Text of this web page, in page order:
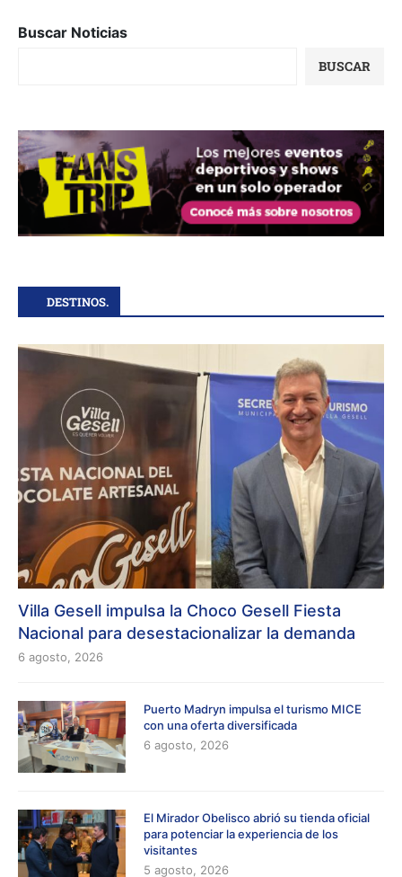
Buscar Noticias
BUSCAR
DESTINOS.
Villa Gesell impulsa la Choco Gesell Fiesta
Nacional para desestacionalizar la demanda
6 agosto, 2026
Puerto Madryn impulsa el turismo MICE
con una oferta diversificada
6 agosto, 2026
El Mirador Obelisco abrió su tienda oficial
para potenciar la experiencia de los
visitantes
5 agosto, 2026